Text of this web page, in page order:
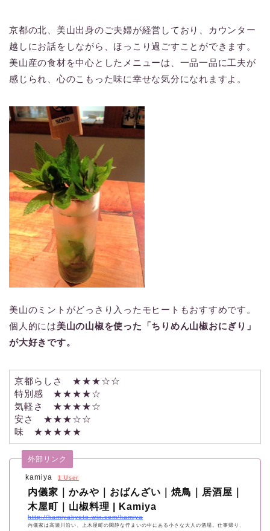
京都の北、美山出身のご夫婦が経営しており、カウンター
越しにお話をしながら、ほっこり過ごすことができます。
美山産の食材を中心としたメニューは、一品一品に工夫が
感じられ、心のこもった味に幸せな気分になれますよ。
美山のミントがどっさり入ったモヒートもおすすめです。
個人的には美山の山椒を使った「ちりめん山椒おにぎり」
が大好きです。
京都らしさ ★★★☆☆
特別感 ★★★★☆
気軽さ ★★★★☆
安さ ★★★☆☆
味 ★★★★★
kamiya
外部リンク
1 User
内儀家｜かみや｜おばんざい｜焼鳥｜居酒屋｜
木屋町｜山椒料理 | Kamiya
http://kamiyakyoto.wix.com/kamiya
内儀家は高瀬川沿い、上木屋町の閑静な佇まいの中にある小さな大人の酒場。仕事帰り、